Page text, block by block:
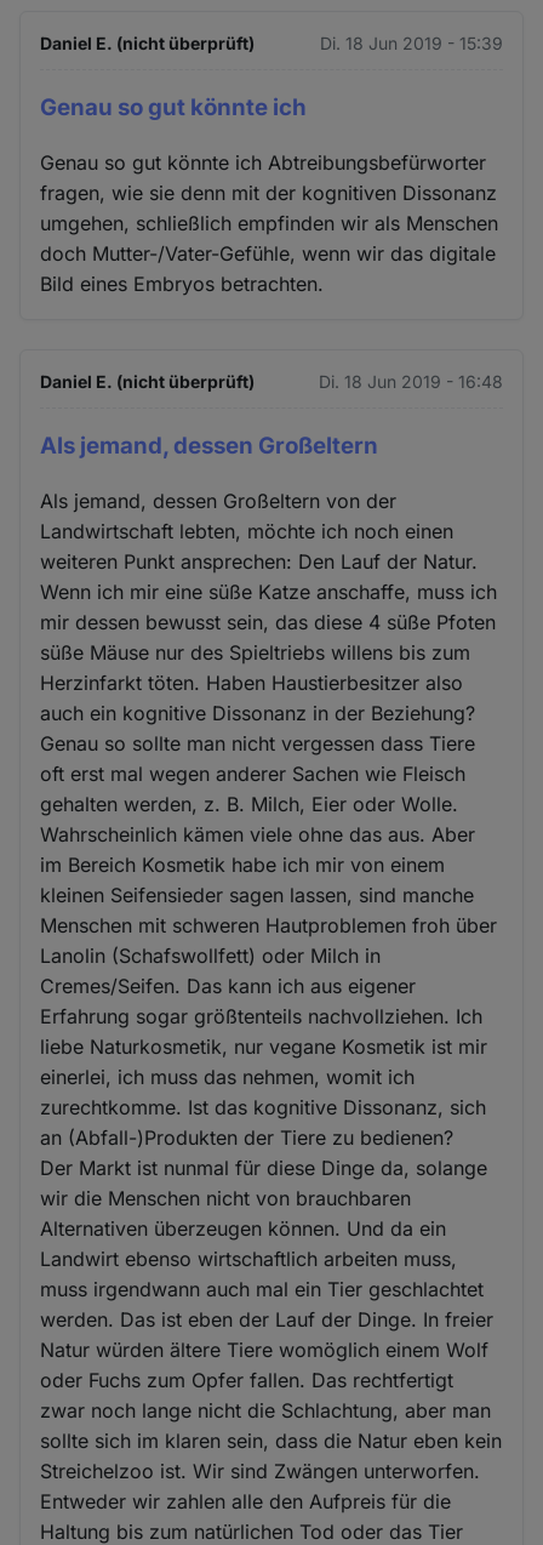
Daniel E. (nicht überprüft) Di. 18 Jun 2019 - 15:39
Genau so gut könnte ich
Genau so gut könnte ich Abtreibungsbefürworter
fragen, wie sie denn mit der kognitiven Dissonanz
umgehen, schließlich empfinden wir als Menschen
doch Mutter-/Vater-Gefühle, wenn wir das digitale
Bild eines Embryos betrachten.
Daniel E. (nicht überprüft) Di. 18 Jun 2019 - 16:48
Als jemand, dessen Großeltern
Als jemand, dessen Großeltern von der
Landwirtschaft lebten, möchte ich noch einen
weiteren Punkt ansprechen: Den Lauf der Natur.
Wenn ich mir eine süße Katze anschaffe, muss ich
mir dessen bewusst sein, das diese 4 süße Pfoten
süße Mäuse nur des Spieltriebs willens bis zum
Herzinfarkt töten. Haben Haustierbesitzer also
auch ein kognitive Dissonanz in der Beziehung?
Genau so sollte man nicht vergessen dass Tiere
oft erst mal wegen anderer Sachen wie Fleisch
gehalten werden, z. B. Milch, Eier oder Wolle.
Wahrscheinlich kämen viele ohne das aus. Aber
im Bereich Kosmetik habe ich mir von einem
kleinen Seifensieder sagen lassen, sind manche
Menschen mit schweren Hautproblemen froh über
Lanolin (Schafswollfett) oder Milch in
Cremes/Seifen. Das kann ich aus eigener
Erfahrung sogar größtenteils nachvollziehen. Ich
liebe Naturkosmetik, nur vegane Kosmetik ist mir
einerlei, ich muss das nehmen, womit ich
zurechtkomme. Ist das kognitive Dissonanz, sich
an (Abfall-)Produkten der Tiere zu bedienen?
Der Markt ist nunmal für diese Dinge da, solange
wir die Menschen nicht von brauchbaren
Alternativen überzeugen können. Und da ein
Landwirt ebenso wirtschaftlich arbeiten muss,
muss irgendwann auch mal ein Tier geschlachtet
werden. Das ist eben der Lauf der Dinge. In freier
Natur würden ältere Tiere womöglich einem Wolf
oder Fuchs zum Opfer fallen. Das rechtfertigt
zwar noch lange nicht die Schlachtung, aber man
sollte sich im klaren sein, dass die Natur eben kein
Streichelzoo ist. Wir sind Zwängen unterworfen.
Entweder wir zahlen alle den Aufpreis für die
Haltung bis zum natürlichen Tod oder das Tier